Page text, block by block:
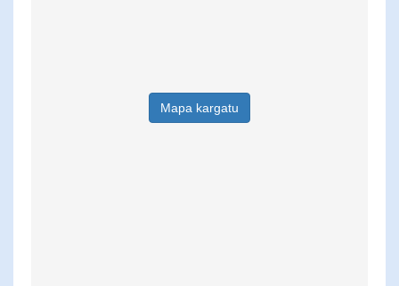
Mapa kargatu